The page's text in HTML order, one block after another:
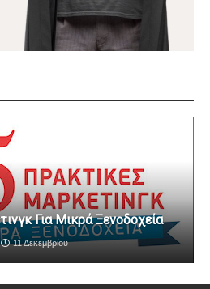
Για Μικρά Ξενοδοχεία
11 Δεκεμβρίου